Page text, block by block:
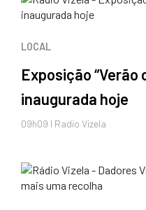
LOCAL
Exposição “Verão
inaugurada hoje
09h09 I Radio Vizela